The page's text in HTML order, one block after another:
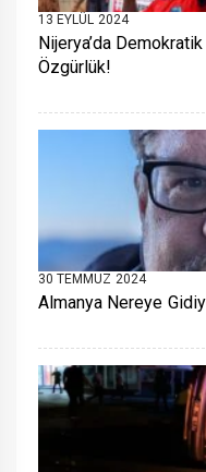
13 EYLÜL 2024
Nijerya’da
Özgürlük!
30 TEMMUZ 2024
Almanya Nereye